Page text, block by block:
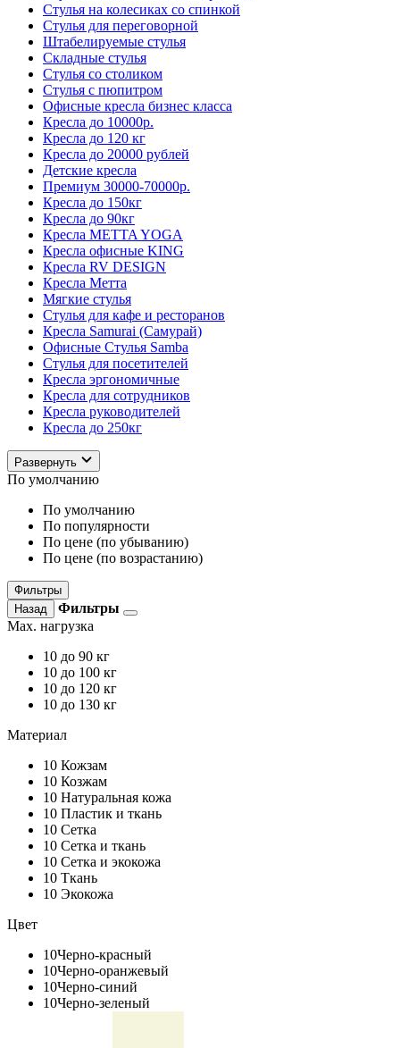
Стулья на колесиках со спинкой
Стулья для переговорной
Штабелируемые стулья
Складные стулья
Стулья со столиком
Стулья с пюпитром
Офисные кресла бизнес класса
Кресла до 10000р.
Кресла до 120 кг
Кресла до 20000 рублей
Детские кресла
Премиум 30000-70000р.
Кресла до 150кг
Кресла до 90кг
Кресла METTA YOGA
Кресла офисные KING
Кресла RV DESIGN
Кресла Метта
Мягкие стулья
Стулья для кафе и ресторанов
Кресла Samurai (Самурай)
Офисные Стулья Samba
Стулья для посетителей
Кресла эргономичные
Кресла для сотрудников
Кресла руководителей
Кресла до 250кг
Развернуть
По умолчанию
По умолчанию
По популярности
По цене (по убыванию)
По цене (по возрастанию)
Фильтры
Назад
Фильтры
Max. нагрузка
10 до 90 кг
10 до 100 кг
10 до 120 кг
10 до 130 кг
Материал
10 Кожзам
10 Козжам
10 Натуральная кожа
10 Пластик и ткань
10 Сетка
10 Сетка и ткань
10 Сетка и экокожа
10 Ткань
10 Экокожа
Цвет
10Черно-красный
10Черно-оранжевый
10Черно-синий
10Черно-зеленый